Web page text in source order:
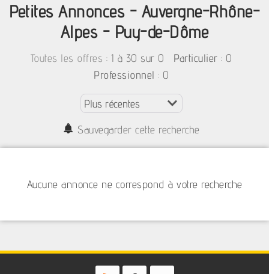
Petites Annonces - Auvergne-Rhône-
Alpes - Puy-de-Dôme
Toutes les offres : 1 à 30 sur 0 Particulier : 0
Professionnel : 0
Sauvegarder cette recherche
Aucune annonce ne correspond à votre recherche